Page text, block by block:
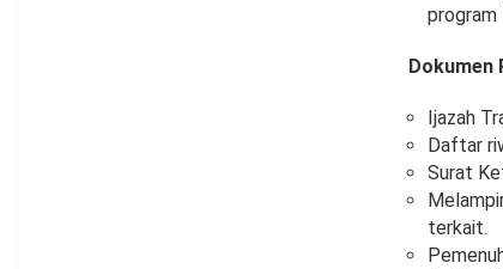
program
Dokumen
Ijazah
Daftar
Surat
terkait.